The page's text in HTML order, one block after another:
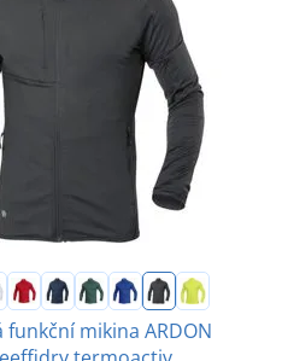
funkční mikina ARDON